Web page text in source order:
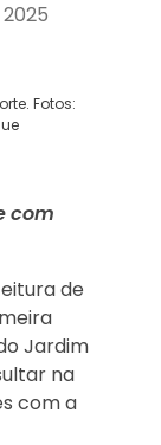
Fotos:
com
de
Jardim
na
com a